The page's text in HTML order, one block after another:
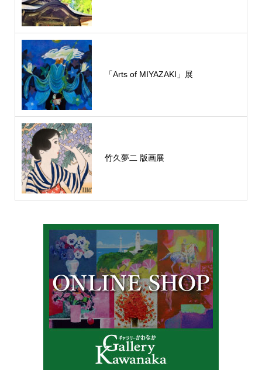
「Arts of MIYAZAKI」展
竹久夢二 版画展